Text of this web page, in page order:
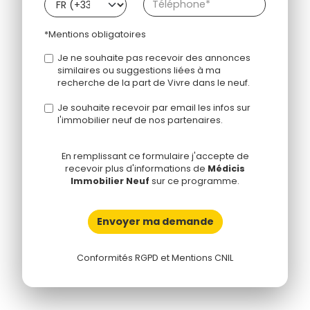
*Mentions obligatoires
Je ne souhaite pas recevoir des annonces
similaires ou suggestions liées à ma
recherche de la part de Vivre dans le neuf.
Je souhaite recevoir par email les infos sur
l'immobilier neuf de nos partenaires.
En remplissant ce formulaire j'accepte de
recevoir plus d'informations de Médicis
Immobilier Neuf sur ce programme.
Envoyer ma demande
Conformités RGPD et Mentions CNIL